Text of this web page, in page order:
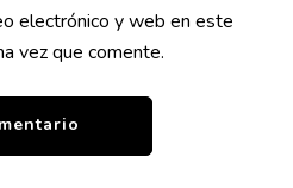
electrónico y web en este
vez que comente.